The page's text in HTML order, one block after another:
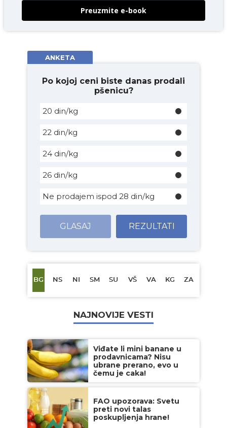
Preuzmite e-book
ANKETA
Po kojoj ceni biste danas prodali
pšenicu?
20 din/kg
22 din/kg
24 din/kg
26 din/kg
Ne prodajem ispod 28 din/kg
GLASAJ REZULTATI
BG NS NI SM SU VŠ VA KG ZA
NAJNOVIJE VESTI
Viđate li mini banane u
prodavnicama? Nisu
ubrane prerano, evo u
čemu je caka!
FAO upozorava: Svetu
preti novi talas
poskupljenja hrane!